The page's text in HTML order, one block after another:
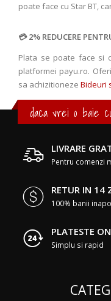
poate face cu Star BT,
2% REDUCERE
Plata se poate face si
platformei payu.ro.
sa achizitioneze Bideuri
daca vrei o baie
LIVRARE
Pentru comenzi
RETUR IN 14
100% banii
PLATESTE
Simplu si rapid